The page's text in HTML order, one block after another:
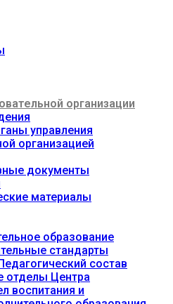
организации
управления
организацией
документы
материалы
образование
стандарты
состав
отделы Центра
воспитания и